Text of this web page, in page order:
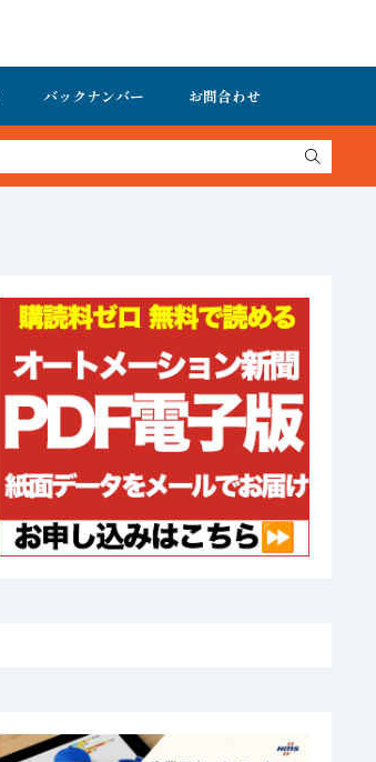
バックナンバー お問合わせ